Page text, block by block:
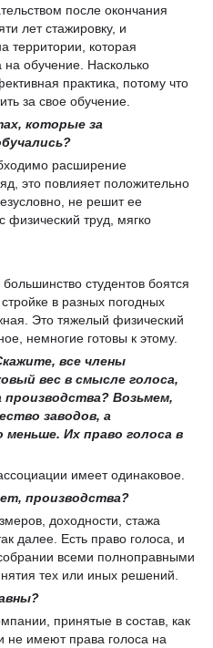
после окончания
лет стажировку, и
территории, которая
на обучение. Насколько
практика, потому что
за свое обучение.
которые за
расширение
это повлияет положительно
не решит ее
физический труд, мягко
студентов боятся
в разных погодных
Это тяжелый физический
немногие готовы к этому.
все члены
вес в смысле голоса,
Возьмем,
заводов, а
меньше. Их право голоса в
имеет одинаковое.
производства?
доходности, стажа
далее. Есть право голоса, и
всеми полноправными
тех или иных решений.
?
принятые в состав, как
имеют права голоса на